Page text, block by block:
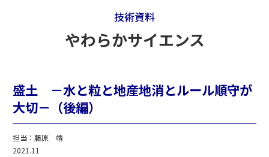
技術資料
やわらかサイエンス
盛土 －水と粒と地産地消とルール順守が
大切－（後編）
担当：藤原 靖
2021.11